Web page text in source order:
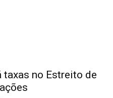
taxas no Estreito de